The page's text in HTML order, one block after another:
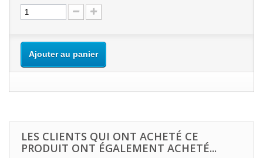
Ajouter au panier
LES CLIENTS QUI ONT ACHETÉ CE
PRODUIT ONT ÉGALEMENT ACHETÉ...